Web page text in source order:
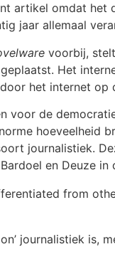
artikel omdat
jaar allemaal
voorbij,
Het
het internet op
voor de
hoeveelheid
journalistiek.
en Deuze
from
journalistiek is,